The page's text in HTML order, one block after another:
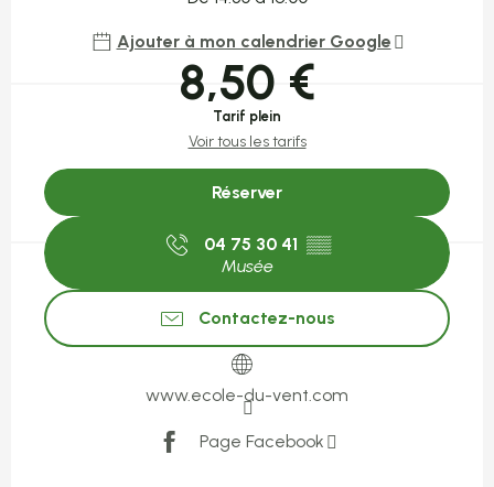
Ajouter à mon calendrier Google
8,50 €
Tarif plein
Voir tous les tarifs
Réserver
04 75 30 41 ▒▒
Musée
Contactez-nous
www.ecole-du-vent.com
Page Facebook